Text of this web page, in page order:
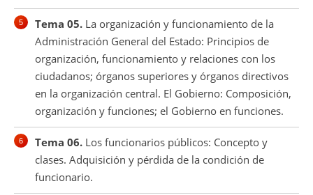
Tema 05. La organización y funcionamiento de la
Administración General del Estado: Principios de
organización, funcionamiento y relaciones con los
ciudadanos; órganos superiores y órganos directivos
en la organización central. El Gobierno: Composición,
organización y funciones; el Gobierno en funciones.
Tema 06. Los funcionarios públicos: Concepto y
clases. Adquisición y pérdida de la condición de
funcionario.